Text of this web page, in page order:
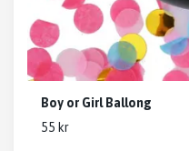
Boy or Girl Ballong
55 kr